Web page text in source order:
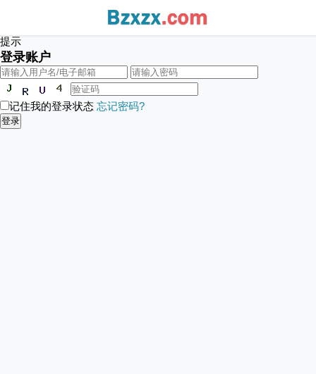
提示
登录账户
记住我的登录状态 忘记密码?
登录